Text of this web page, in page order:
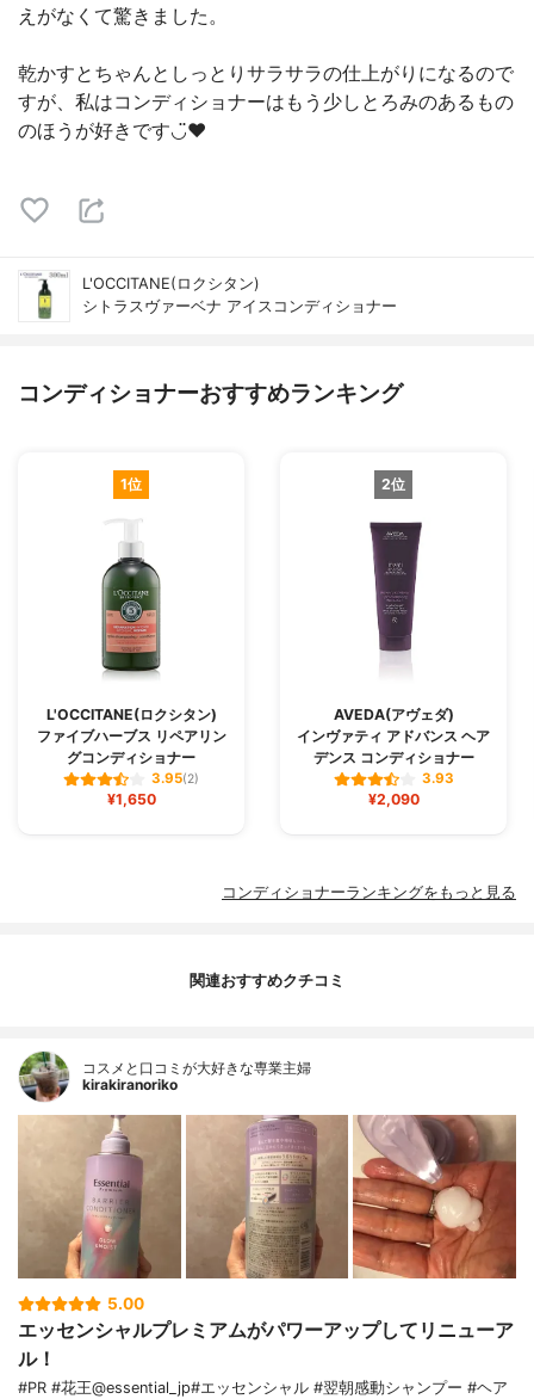
えがなくて驚きました。
乾かすとちゃんとしっとりサラサラの仕上がりになるので
すが、私はコンディショナーはもう少しとろみのあるもの
のほうが好きです◡̈♥︎
L'OCCITANE(ロクシタン)
シトラスヴァーベナ アイスコンディショナー
コンディショナーおすすめランキング
1位
L'OCCITANE(ロクシタン)
ファイブハーブス リペアリン
グコンディショナー
3.95(2)
¥1,650
2位
AVEDA(アヴェダ)
インヴァティ アドバンス ヘア
デンス コンディショナー
3.93
¥2,090
コンディショナーランキングをもっと見る
関連おすすめクチコミ
コスメと口コミが大好きな専業主婦
kirakiranoriko
5.00
エッセンシャルプレミアムがパワーアップしてリニューア
ル！
#PR #花王@essential_jp#エッセンシャル #翌朝感動シャンプー #ヘア